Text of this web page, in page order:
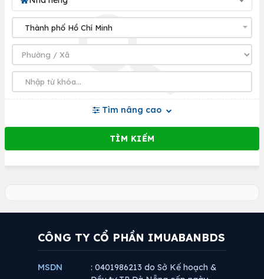
Tìm nâng cao
CÔNG TY CỔ PHẦN IMUABANBDS
MSDN
: 0401986213 do Sở Kế hoạch &